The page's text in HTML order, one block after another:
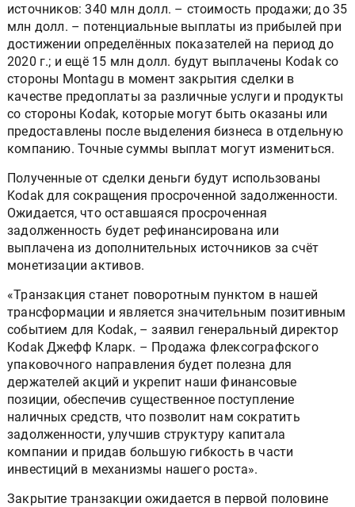
источников: 340 млн долл. – стоимость продажи; до 35
млн долл. – потенциальные выплаты из прибылей при
достижении определённых показателей на период до
2020 г.; и ещё 15 млн долл. будут выплачены Kodak со
стороны Montagu в момент закрытия сделки в
качестве предоплаты за различные услуги и продукты
со стороны Kodak, которые могут быть оказаны или
предоставлены после выделения бизнеса в отдельную
компанию. Точные суммы выплат могут измениться.
Полученные от сделки деньги будут использованы
Kodak для сокращения просроченной задолженности.
Ожидается, что оставшаяся просроченная
задолженность будет рефинансирована или
выплачена из дополнительных источников за счёт
монетизации активов.
«Транзакция станет поворотным пунктом в нашей
трансформации и является значительным позитивным
событием для Kodak, – заявил генеральный директор
Kodak Джефф Кларк. – Продажа флексографского
упаковочного направления будет полезна для
держателей акций и укрепит наши финансовые
позиции, обеспечив существенное поступление
наличных средств, что позволит нам сократить
задолженности, улучшив структуру капитала
компании и придав большую гибкость в части
инвестиций в механизмы нашего роста».
Закрытие транзакции ожидается в первой половине